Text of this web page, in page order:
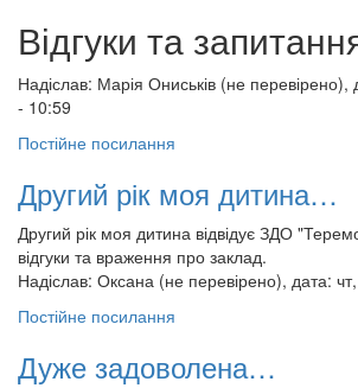
Відгуки та
Надіслав: Марія Ониськів (не перевірено),
- 10:59
Постійне посилання
Другий рік моя дитина…
Другий рік моя дитина відвідує ЗДО
відгуки та враження про заклад.
Надіслав: Оксана (не перевірено), дата:
Постійне посилання
Дуже задоволена…